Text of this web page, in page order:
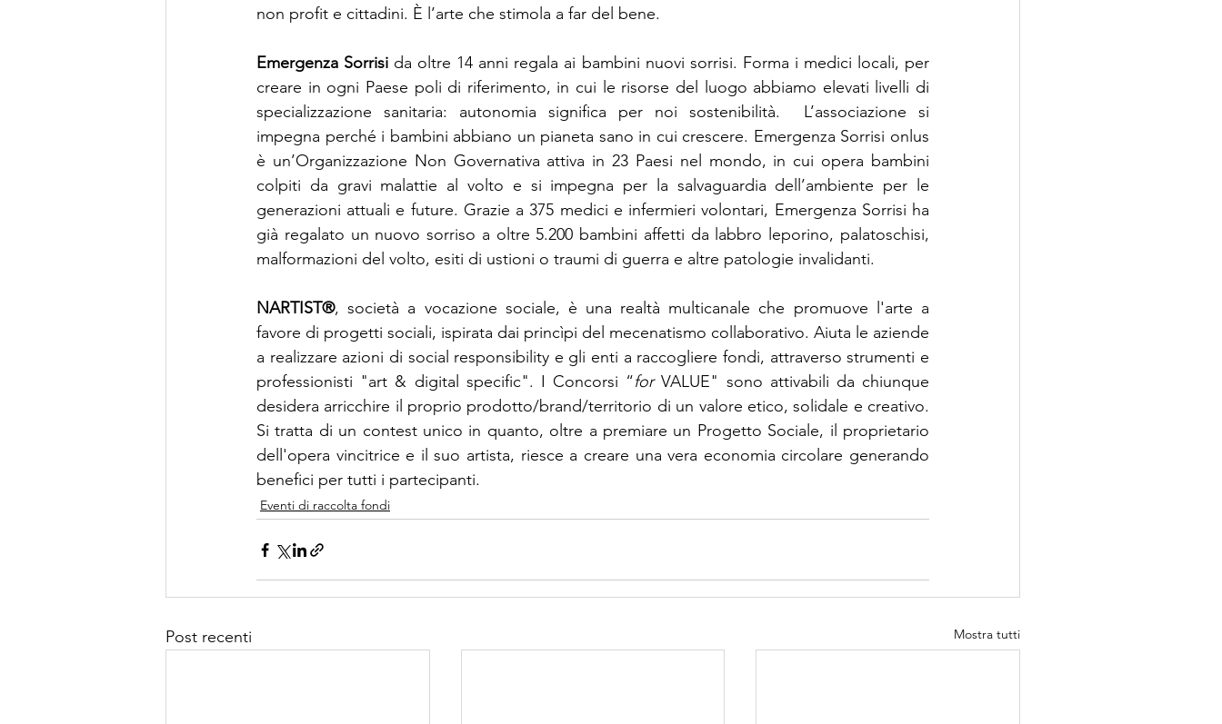
non profit e cittadini. È l’arte che stimola a far del bene.
Emergenza Sorrisi da oltre 14 anni regala ai bambini nuovi sorrisi. Forma i medici locali, per
creare in ogni Paese poli di riferimento, in cui le risorse del luogo abbiamo elevati livelli di
specializzazione sanitaria: autonomia significa per noi sostenibilità.  L’associazione si
impegna perché i bambini abbiano un pianeta sano in cui crescere. Emergenza Sorrisi onlus
è un’Organizzazione Non Governativa attiva in 23 Paesi nel mondo, in cui opera bambini
colpiti da gravi malattie al volto e si impegna per la salvaguardia dell’ambiente per le
generazioni attuali e future. Grazie a 375 medici e infermieri volontari, Emergenza Sorrisi ha
già regalato un nuovo sorriso a oltre 5.200 bambini affetti da labbro leporino, palatoschisi,
malformazioni del volto, esiti di ustioni o traumi di guerra e altre patologie invalidanti.
NARTIST®, società a vocazione sociale, è una realtà multicanale che promuove l'arte a
favore di progetti sociali, ispirata dai princìpi del mecenatismo collaborativo. Aiuta le aziende
a realizzare azioni di social responsibility e gli enti a raccogliere fondi, attraverso strumenti e
professionisti "art & digital specific". I Concorsi “for VALUE" sono attivabili da chiunque
desidera arricchire il proprio prodotto/brand/territorio di un valore etico, solidale e creativo.
Si tratta di un contest unico in quanto, oltre a premiare un Progetto Sociale, il proprietario
dell'opera vincitrice e il suo artista, riesce a creare una vera economia circolare generando
benefici per tutti i partecipanti.
Eventi di raccolta fondi
Post recenti Mostra tutti